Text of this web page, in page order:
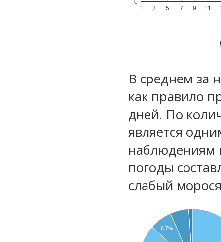
1 3 5 7 9 11
0
В среднем за
как правило
дней. По
является
наблюдениям
погоды
слабый
6.7%